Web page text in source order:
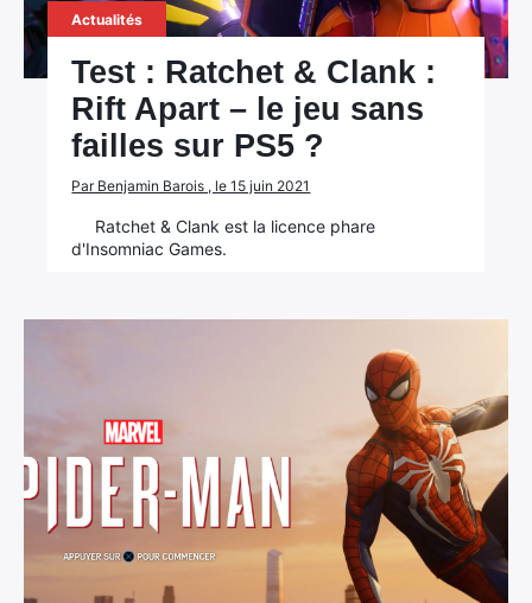
Actualités
Test : Ratchet & Clank :
Rift Apart – le jeu sans
failles sur PS5 ?
Par Benjamin Barois , le 15 juin 2021
Ratchet & Clank est la licence phare
d'Insomniac Games.
Rechercher